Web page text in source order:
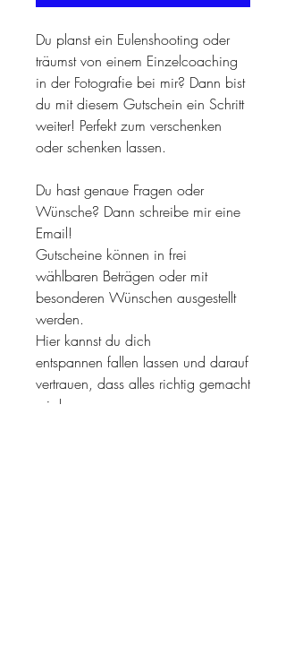
Du planst ein Eulenshooting oder
träumst von einem Einzelcoaching
in der Fotografie bei mir? Dann bist
du mit diesem Gutschein ein Schritt
weiter! Perfekt zum verschenken
oder schenken lassen.
Du hast genaue Fragen oder
Wünsche? Dann schreibe mir eine
Email!
Gutscheine können in frei
wählbaren Beträgen oder mit
besonderen Wünschen ausgestellt
werden.
Hier kannst du dich
entspannen fallen lassen und darauf
vertrauen, dass alles richtig gemacht
wird.